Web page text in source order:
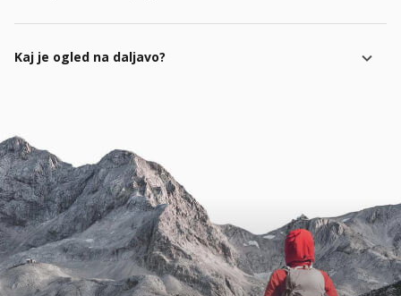
Kaj je ogled na daljavo?